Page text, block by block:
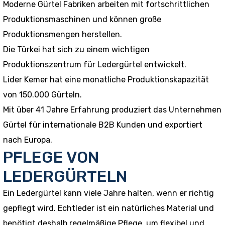
Moderne Gürtel Fabriken arbeiten mit fortschrittlichen
Produktionsmaschinen und können große
Produktionsmengen herstellen.
Die Türkei hat sich zu einem wichtigen
Produktionszentrum für Ledergürtel entwickelt.
Lider Kemer hat eine monatliche Produktionskapazität
von 150.000 Gürteln.
Mit über 41 Jahre Erfahrung produziert das Unternehmen
Gürtel für internationale B2B Kunden und exportiert
nach Europa.
PFLEGE VON
LEDERGÜRTELN
Ein Ledergürtel kann viele Jahre halten, wenn er richtig
gepflegt wird. Echtleder ist ein natürliches Material und
benötigt deshalb regelmäßige Pflege, um flexibel und